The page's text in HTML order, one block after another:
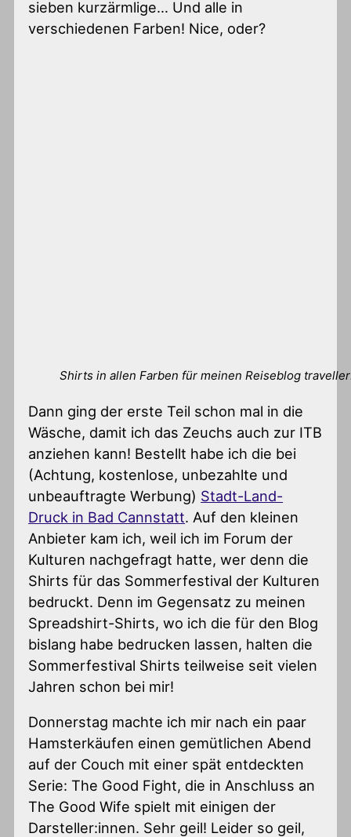
sieben kurzärmlige… Und alle in
verschiedenen Farben! Nice, oder?
Shirts in allen Farben für meinen Reiseblog
Dann ging der erste Teil schon mal in die
Wäsche, damit ich das Zeuchs auch zur ITB
anziehen kann! Bestellt habe ich die bei
(Achtung, kostenlose, unbezahlte und
unbeauftragte Werbung) Stadt-Land-
Druck in Bad Cannstatt. Auf den kleinen
Anbieter kam ich, weil ich im Forum der
Kulturen nachgefragt hatte, wer denn die
Shirts für das Sommerfestival der Kulturen
bedruckt. Denn im Gegensatz zu meinen
Spreadshirt-Shirts, wo ich die für den Blog
bislang habe bedrucken lassen, halten die
Sommerfestival Shirts teilweise seit vielen
Jahren schon bei mir!
Donnerstag machte ich mir nach ein paar
Hamsterkäufen einen gemütlichen Abend
auf der Couch mit einer spät entdeckten
Serie: The Good Fight, die in Anschluss an
The Good Wife spielt mit einigen der
Darsteller:innen. Sehr geil! Leider so geil,